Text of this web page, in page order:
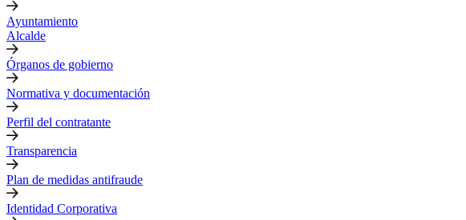
Ayuntamiento
Alcalde
Órganos de gobierno
Normativa y documentación
Perfil del contratante
Transparencia
Plan de medidas antifraude
Identidad Corporativa